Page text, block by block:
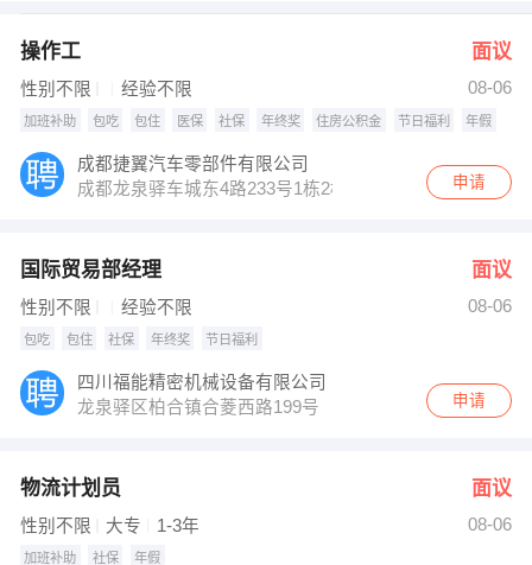
操作工 面议
性别不限 经验不限 08-06
加班补助 包吃 包住 医保 社保 年终奖 住房公积金 节日福利 年假
成都捷翼汽车零部件有限公司
成都龙泉驿车城东4路233号1栋2栋
申请
国际贸易部经理 面议
性别不限 经验不限 08-06
包吃 包住 社保 年终奖 节日福利
四川福能精密机械设备有限公司
龙泉驿区柏合镇合菱西路199号
申请
物流计划员 面议
性别不限 大专 1-3年 08-06
加班补助 社保 年假